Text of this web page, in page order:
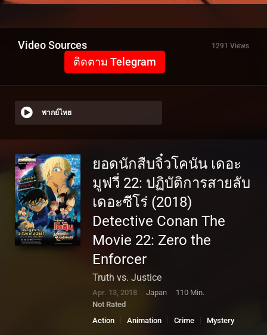
Video Sources 1291 Views
ติดตาม Telegram
พากย์ไทย
ยอดนักสืบจิ๋วโคนัน เดอะ
มูฟวี่ 22: ปฏิบัติการสายลับ
เดอะซีโร่ (2018)
Detective Conan The
Movie 22: Zero the
Enforcer
Truth vs. Justice
Apr. 13, 2018 Japan
110 Min.
Not Rated
Action
Animation Crime Mystery